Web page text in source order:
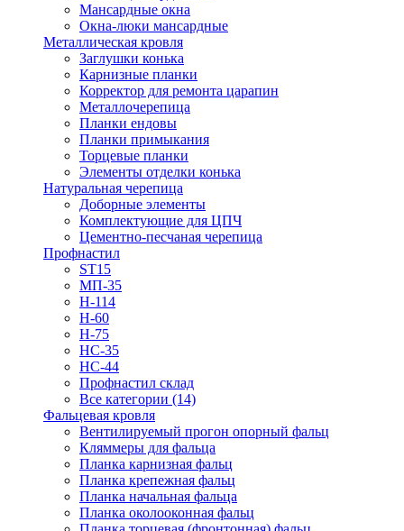
Мансардные окна
Окна-люки мансардные
Металлическая кровля
Заглушки конька
Карнизные планки
Корректор для ремонта царапин
Металлочерепица
Планки ендовы
Планки примыкания
Торцевые планки
Элементы отделки конька
Натуральная черепица
Доборные элементы
Комплектующие для ЦПЧ
Цементно-песчаная черепица
Профнастил
ST15
МП-35
Н-114
Н-60
Н-75
НС-35
НС-44
Профнастил склад
Все категории (14)
Фальцевая кровля
Вентилируемый прогон опорный фальц
Кляммеры для фальца
Планка карнизная фальц
Планка крепежная фальц
Планка начальная фальца
Планка околооконная фальц